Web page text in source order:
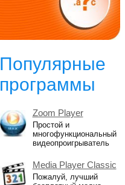
Популярные
программы
Zoom Player
Простой и
многофункциональный
видеопроигрыватель
Media Player Classic
Пожалуй, лучший